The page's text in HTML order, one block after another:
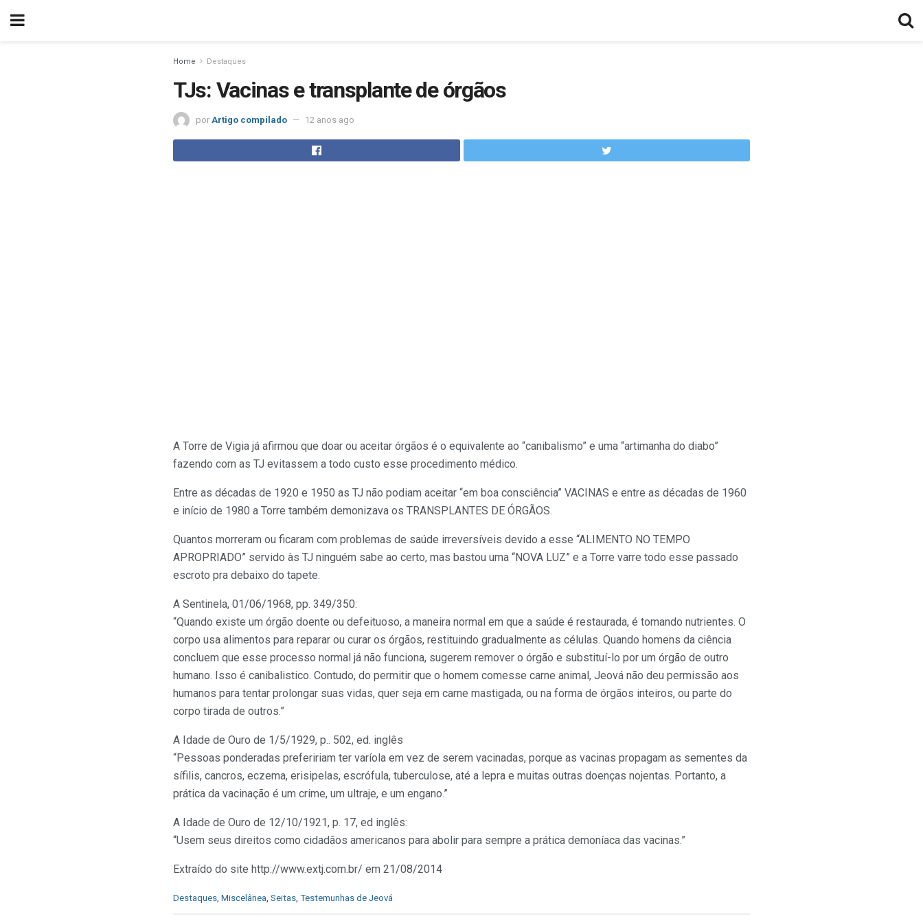
Home Destaques
TJs: Vacinas e transplante de órgãos
por Artigo compilado 12 anos ago
A Torre de Vigia já afirmou que doar ou aceitar órgãos é o equivalente ao “canibalismo” e uma “artimanha do diabo”
fazendo com as TJ evitassem a todo custo esse procedimento médico.
Entre as décadas de 1920 e 1950 as TJ não podiam aceitar “em boa consciência” VACINAS e entre as décadas de 1960
e início de 1980 a Torre também demonizava os TRANSPLANTES DE ÓRGÃOS.
Quantos morreram ou ficaram com problemas de saúde irreversíveis devido a esse “ALIMENTO NO TEMPO
APROPRIADO” servido às TJ ninguém sabe ao certo, mas bastou uma “NOVA LUZ” e a Torre varre todo esse passado
escroto pra debaixo do tapete.
A Sentinela, 01/06/1968, pp. 349/350:
“Quando existe um órgão doente ou defeituoso, a maneira normal em que a saúde é restaurada, é tomando nutrientes. O
corpo usa alimentos para reparar ou curar os órgãos, restituindo gradualmente as células. Quando homens da ciência
concluem que esse processo normal já não funciona, sugerem remover o órgão e substituí-lo por um órgão de outro
humano. Isso é canibalistico. Contudo, do permitir que o homem comesse carne animal, Jeová não deu permissão aos
humanos para tentar prolongar suas vidas, quer seja em carne mastigada, ou na forma de órgãos inteiros, ou parte do
corpo tirada de outros.”
A Idade de Ouro de 1/5/1929, p.. 502, ed. inglês
“Pessoas ponderadas prefeririam ter varíola em vez de serem vacinadas, porque as vacinas propagam as sementes da
sífilis, cancros, eczema, erisipelas, escrófula, tuberculose, até a lepra e muitas outras doenças nojentas. Portanto, a
prática da vacinação é um crime, um ultraje, e um engano.”
A Idade de Ouro de 12/10/1921, p. 17, ed inglês:
“Usem seus direitos como cidadãos americanos para abolir para sempre a prática demoníaca das vacinas.”
Extraído do site http://www.extj.com.br/ em 21/08/2014
C
Destaques Miscelânea Seitas Testemunhas de Jeová